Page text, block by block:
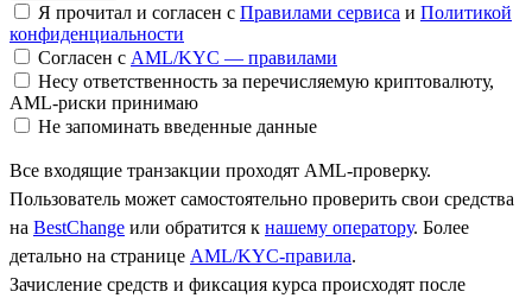
Я прочитал и согласен с Правилами сервиса и Политикой
конфиденциальности
Согласен с AML/KYC — правилами
Несу ответственность за перечисляемую криптовалюту,
AML-риски принимаю
Не запоминать введенные данные
Все входящие транзакции проходят AML-проверку.
Пользователь может самостоятельно проверить свои средства
на BestChange или обратится к нашему оператору. Более
детально на странице AML/KYC-правила.
Зачисление средств и фиксация курса происходят после